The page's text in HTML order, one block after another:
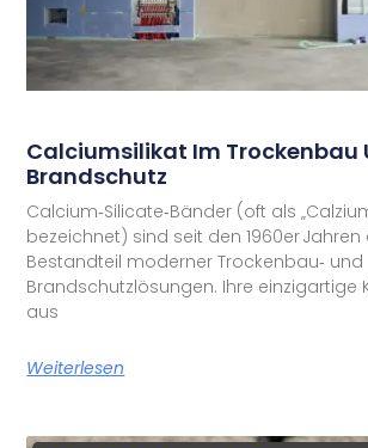
Calciumsilikat Im Trockenbau
Brandschutz
Calcium‑Silicate‑Bänder (oft als
bezeichnet) sind seit den 1960er
Bestandteil moderner Trockenbau‑ und
Brandschutzlösungen. Ihre einzigartige
aus
Weiterlesen